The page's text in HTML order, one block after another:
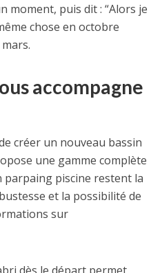
moment, puis dit : “Alors je
chose en octobre
accompagne
créer un nouveau bassin
une gamme complète
parpaing piscine restent la
et la possibilité de
sur